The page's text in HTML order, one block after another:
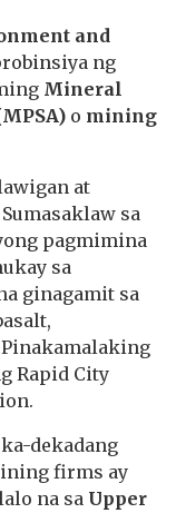
and
ng
Mineral
o mining
at
sa
pagmimina
sa
ginagamit sa
Rapid City
dekadang
firms ay
na sa Upper